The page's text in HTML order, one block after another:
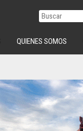
QUIENES SOMOS